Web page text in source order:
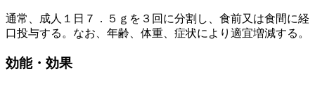
通常、成人１日７．５ｇを３回に分割し、食前又は食間に経
口投与する。なお、年齢、体重、症状により適宜増減する。
効能・効果